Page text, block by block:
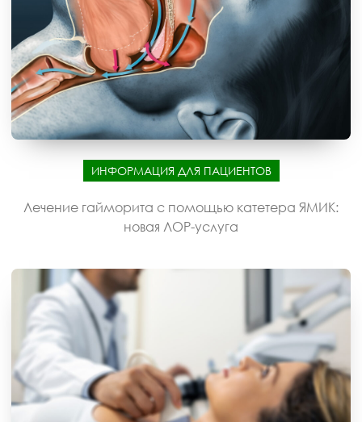
ИНФОРМАЦИЯ ДЛЯ ПАЦИЕНТОВ
Лечение гайморита с помощью катетера ЯМИК:
новая ЛОР-услуга